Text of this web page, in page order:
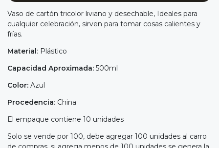
Vaso de cartón tricolor liviano y desechable, Ideales para
cualquier celebración, sirven para tomar cosas calientes y
frías.
Material: Plástico
Capacidad Aproximada: 500ml
Color: Azul
Procedencia: China
El empaque contiene 10 unidades
Solo se vende por 100, debe agregar 100 unidades al carro